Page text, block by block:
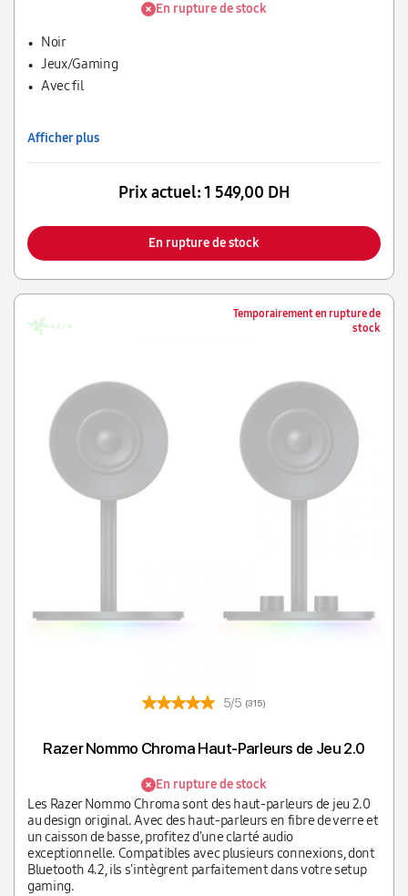
En rupture de stock
Noir
Jeux/Gaming
Avec fil
Afficher plus
Prix actuel:1 549,00 DH
En rupture de stock
Temporairement en rupture de
stock
5/5 (315)
Razer Nommo Chroma Haut-Parleurs de Jeu 2.0
En rupture de stock
Les Razer Nommo Chroma sont des haut-parleurs de jeu 2.0
au design original. Avec des haut-parleurs en fibre de verre et
un caisson de basse, profitez d'une clarté audio
exceptionnelle. Compatibles avec plusieurs connexions, dont
Bluetooth 4.2, ils s'intègrent parfaitement dans votre setup
gaming.